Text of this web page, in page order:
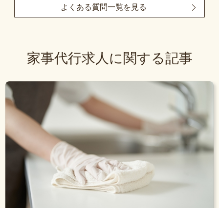
よくある質問一覧を見る
家事代行求人に関する記事